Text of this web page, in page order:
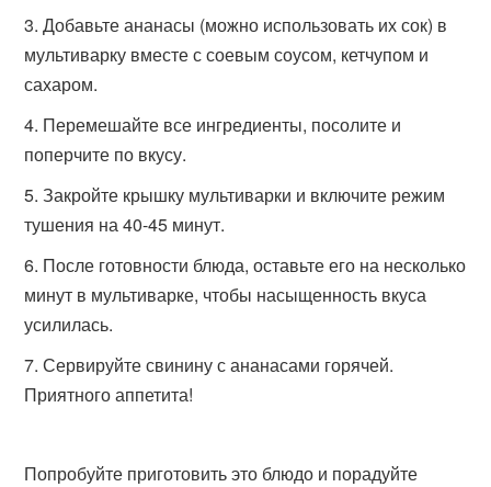
Добавьте ананасы (можно использовать их сок) в
мультиварку вместе с соевым соусом, кетчупом и
сахаром.
Перемешайте все ингредиенты, посолите и
поперчите по вкусу.
Закройте крышку мультиварки и включите режим
тушения на 40-45 минут.
После готовности блюда, оставьте его на несколько
минут в мультиварке, чтобы насыщенность вкуса
усилилась.
Сервируйте свинину с ананасами горячей.
Приятного аппетита!
Попробуйте приготовить это блюдо и порадуйте